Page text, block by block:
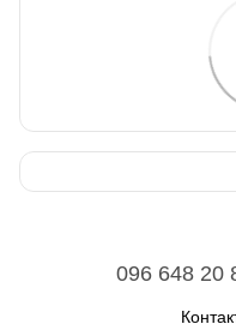
096 648 20